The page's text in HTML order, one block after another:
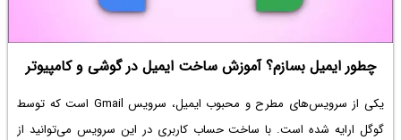
چطور ایمیل بسازم؟ آموزش ساخت ایمیل در گوشی و کامپیوتر
یکی از سرویس‌های مطرح و محبوب ایمیل، سرویس Gmail است که توسط
گوگل ارایه شده است. با ساخت حساب کاربری در این سرویس می‌توانید از